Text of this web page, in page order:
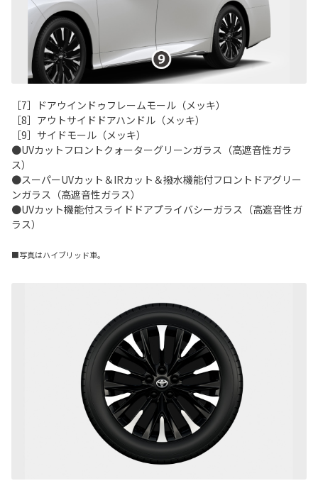
［7］ドアウインドゥフレームモール（メッキ）
［8］アウトサイドドアハンドル（メッキ）
［9］サイドモール（メッキ）
●UVカットフロントクォーターグリーンガラス（高遮音性ガラ
ス）
●スーパーUVカット＆IRカット＆撥水機能付フロントドアグリー
ンガラス（高遮音性ガラス）
●UVカット機能付スライドドアプライバシーガラス（高遮音性ガ
ラス）
■写真はハイブリッド車。